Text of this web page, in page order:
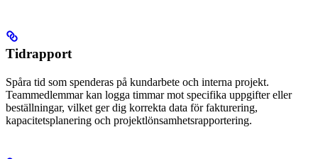
Tidrapport
Spåra tid som spenderas på kundarbete och interna projekt.
Teammedlemmar kan logga timmar mot specifika uppgifter eller
beställningar, vilket ger dig korrekta data för fakturering,
kapacitetsplanering och projektlönsamhetsrapportering.